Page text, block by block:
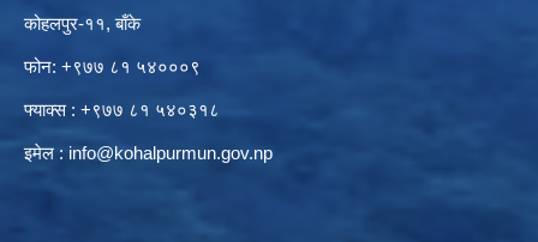
कोहलपुर-११, बाँके
फोन: +९७७ ८१ ५४०००९
फ्याक्स : +९७७ ८१ ५४०३१८
इमेल : info@kohalpurmun.gov.np